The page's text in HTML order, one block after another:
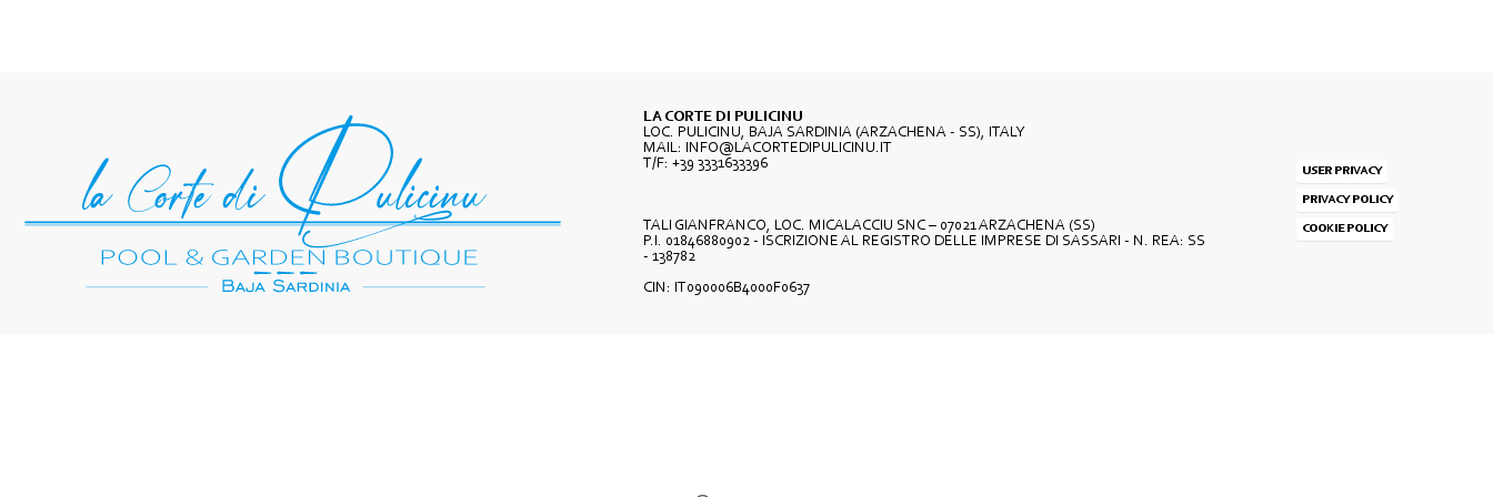
LA CORTE DI PULICINU
LOC. PULICINU, BAJA SARDINIA (ARZACHENA - SS), ITALY
MAIL: INFO@LACORTEDIPULICINU.IT
T/F: +39 3331633396
TALI GIANFRANCO, LOC. MICALACCIU SNC – 07021 ARZACHENA (SS)
P.I. 01846880902 - ISCRIZIONE AL REGISTRO DELLE IMPRESE DI SASSARI - N. REA: SS
- 138782
CIN: IT090006B4000F0637
USER PRIVACY
PRIVACY POLICY
COOKIE POLICY